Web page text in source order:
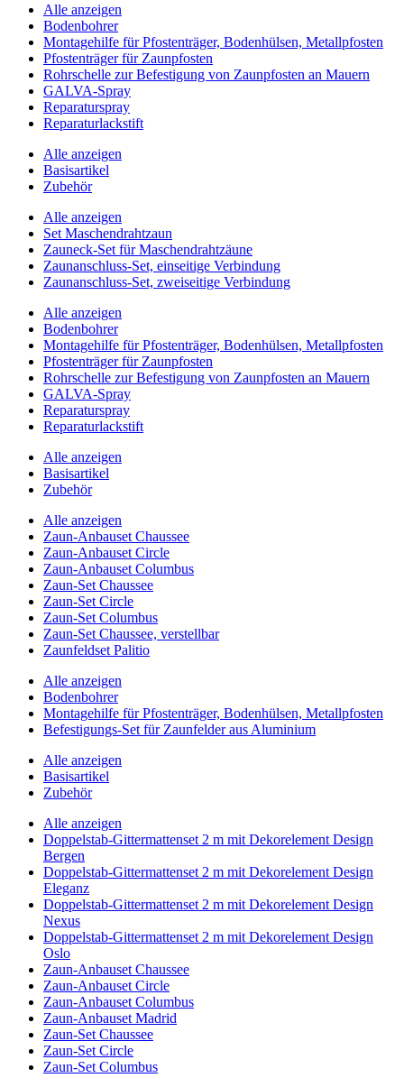
Alle anzeigen
Bodenbohrer
Montagehilfe für Pfostenträger, Bodenhülsen, Metallpfosten
Pfostenträger für Zaunpfosten
Rohrschelle zur Befestigung von Zaunpfosten an Mauern
GALVA-Spray
Reparaturspray
Reparaturlackstift
Alle anzeigen
Basisartikel
Zubehör
Alle anzeigen
Set Maschendrahtzaun
Zauneck-Set für Maschendrahtzäune
Zaunanschluss-Set, einseitige Verbindung
Zaunanschluss-Set, zweiseitige Verbindung
Alle anzeigen
Bodenbohrer
Montagehilfe für Pfostenträger, Bodenhülsen, Metallpfosten
Pfostenträger für Zaunpfosten
Rohrschelle zur Befestigung von Zaunpfosten an Mauern
GALVA-Spray
Reparaturspray
Reparaturlackstift
Alle anzeigen
Basisartikel
Zubehör
Alle anzeigen
Zaun-Anbauset Chaussee
Zaun-Anbauset Circle
Zaun-Anbauset Columbus
Zaun-Set Chaussee
Zaun-Set Circle
Zaun-Set Columbus
Zaun-Set Chaussee, verstellbar
Zaunfeldset Palitio
Alle anzeigen
Bodenbohrer
Montagehilfe für Pfostenträger, Bodenhülsen, Metallpfosten
Befestigungs-Set für Zaunfelder aus Aluminium
Alle anzeigen
Basisartikel
Zubehör
Alle anzeigen
Doppelstab-Gittermattenset 2 m mit Dekorelement Design
Bergen
Doppelstab-Gittermattenset 2 m mit Dekorelement Design
Eleganz
Doppelstab-Gittermattenset 2 m mit Dekorelement Design
Nexus
Doppelstab-Gittermattenset 2 m mit Dekorelement Design
Oslo
Zaun-Anbauset Chaussee
Zaun-Anbauset Circle
Zaun-Anbauset Columbus
Zaun-Anbauset Madrid
Zaun-Set Chaussee
Zaun-Set Circle
Zaun-Set Columbus